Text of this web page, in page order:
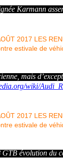
Karmann
mais
wiki/
évolution du